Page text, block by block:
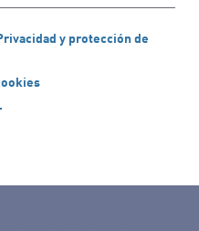
y protección de